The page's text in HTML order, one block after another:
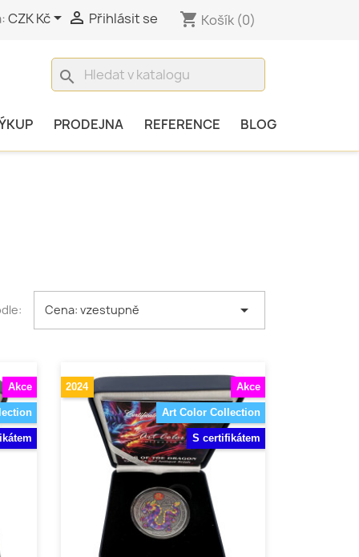
CZK Kč  Přihlásit se shopping_cart Košík (0)
search
PRODEJNA REFERENCE BLOG
Cena: vzestupně 
Akce Akce
Art Color Collection
2024
S certifikátem